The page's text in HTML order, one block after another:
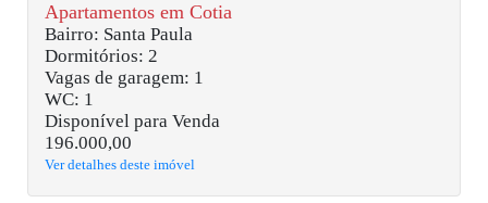
Apartamentos em Cotia
Bairro: Santa Paula
Dormitórios: 2
Vagas de garagem: 1
WC: 1
Disponível para Venda
196.000,00
Ver detalhes deste imóvel